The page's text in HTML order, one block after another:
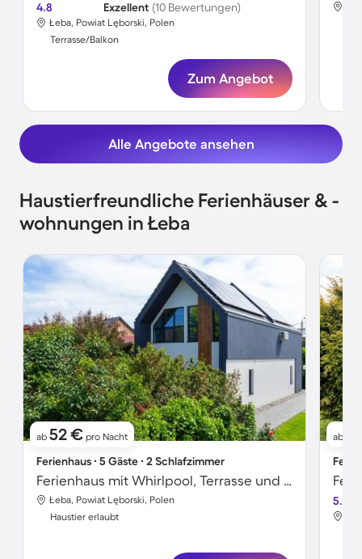
4.8 Exzellent (10 Bewertungen)
Łeba, Powiat Lęborski, Polen
Terrasse/Balkon
Zum Angebot
Alle Angebote ansehen
Haustierfreundliche Ferienhäuser & -
wohnungen in Łeba
ab 52 € pro Nacht
Ferienhaus ∙ 5 Gäste ∙ 2 Schlafzimmer
Ferienhaus mit Whirlpool, Terrasse und Sauna | Hunde erlaubt
Łeba, Powiat Lęborski, Polen
Haustier erlaubt
ab
5.0